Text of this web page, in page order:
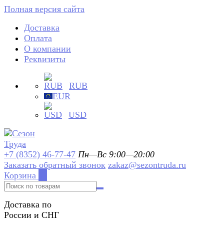
Полная версия сайта
Доставка
Оплата
О компании
Реквизиты
RUB
EUR
USD
+7 (8352) 46-77-47 Пн—Вс 9:00—20:00
Заказать обратный звонок zakaz@sezontruda.ru
Корзина
Доставка по
России и СНГ